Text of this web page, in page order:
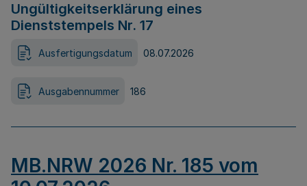
Ungültigkeitserklärung eines
Dienststempels Nr. 17
Ausfertigungsdatum 08.07.2026
Ausgabennummer 186
MB.NRW 2026 Nr. 185 vom